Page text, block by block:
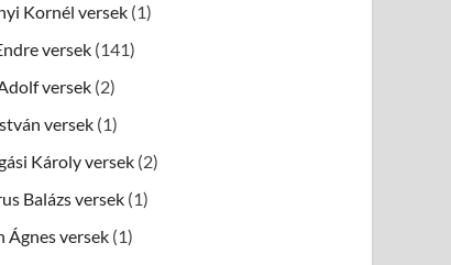
Kornél versek (1)
versek (141)
versek (2)
versek (1)
Károly versek (2)
Balázs versek (1)
Ágnes versek (1)